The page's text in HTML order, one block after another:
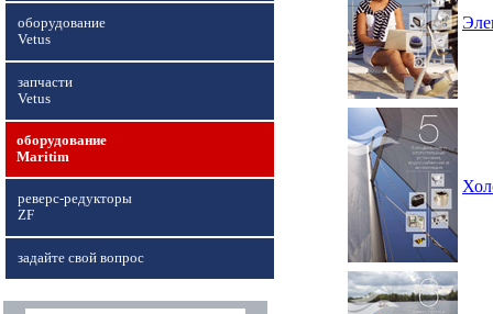
оборудование
Vetus
запчасти
Vetus
оборудование
Maritim
реверс-редукторы
ZF
задайте свой вопрос